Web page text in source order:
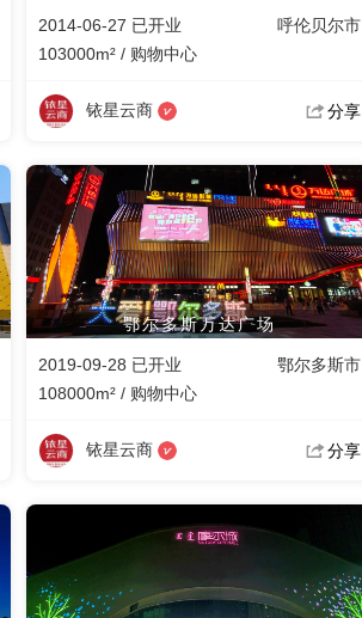
2014-06-27 已开业
呼伦贝尔市
103000m² / 购物中心
铱星云商 分享
鄂尔多斯万达广场
2019-09-28 已开业
鄂尔多斯市
108000m² / 购物中心
铱星云商 分享